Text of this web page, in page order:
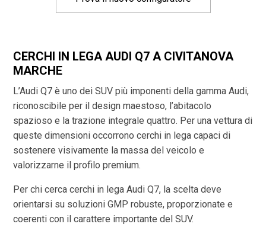
CERCHI IN LEGA AUDI Q7 A CIVITANOVA
MARCHE
L’Audi Q7 è uno dei SUV più imponenti della gamma Audi,
riconoscibile per il design maestoso, l’abitacolo
spazioso e la trazione integrale quattro. Per una vettura di
queste dimensioni occorrono cerchi in lega capaci di
sostenere visivamente la massa del veicolo e
valorizzarne il profilo premium.
Per chi cerca cerchi in lega Audi Q7, la scelta deve
orientarsi su soluzioni GMP robuste, proporzionate e
coerenti con il carattere importante del SUV.